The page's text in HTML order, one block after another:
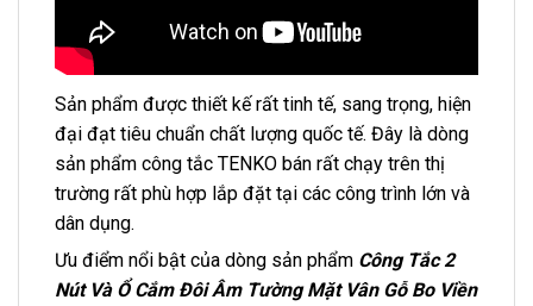
Sản phẩm được thiết kế rất tinh tế, sang trọng, hiện
đại đạt tiêu chuẩn chất lượng quốc tế. Đây là dòng
sản phẩm công tắc TENKO bán rất chạy trên thị
trường rất phù hợp lắp đặt tại các công trình lớn và
dân dụng.
Ưu điểm nổi bật của dòng sản phẩm Công Tắc 2
Nút Và Ổ Cắm Đôi Âm Tường Mặt Vân Gỗ Bo Viền